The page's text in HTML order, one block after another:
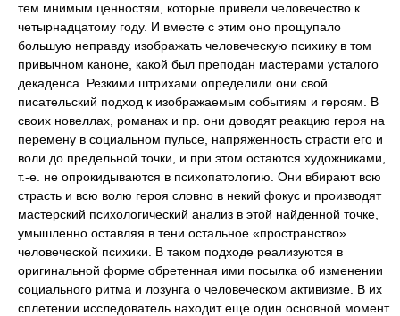
тем мнимым ценностям, которые привели человечество к
четырнадцатому году. И вместе с этим оно прощупало
большую неправду изображать человеческую психику в том
привычном каноне, какой был преподан мастерами усталого
декаденса. Резкими штрихами определили они свой
писательский подход к изображаемым событиям и героям. В
своих новеллах, романах и пр. они доводят реакцию героя на
перемену в социальном пульсе, напряженность страсти его и
воли до предельной точки, и при этом остаются художниками,
т.-е. не опрокидываются в психопатологию. Они вбирают всю
страсть и всю волю героя словно в некий фокус и производят
мастерский психологический анализ в этой найденной точке,
умышленно оставляя в тени остальное «пространство»
человеческой психики. В таком подходе реализуются в
оригинальной форме обретенная ими посылка об изменении
социального ритма и лозунга о человеческом активизме. В их
сплетении исследователь находит еще один основной момент